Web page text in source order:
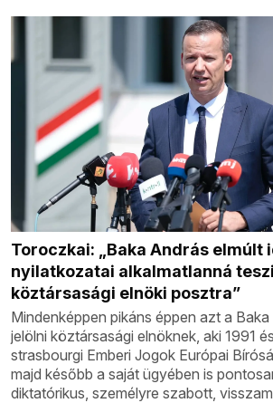
Toroczkai: „Baka András elmúlt
nyilatkozatai alkalmatlanná
köztársasági elnöki posztra”
Mindenképpen pikáns éppen azt a
jelölni köztársasági elnöknek, aki 1991
strasbourgi Emberi Jogok Európai
majd később a saját ügyében is
diktatórikus, személyre szabott,